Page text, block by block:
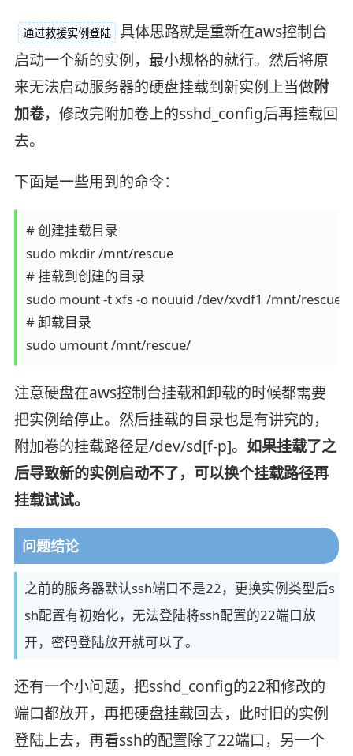
通过救援实例登陆
具体思路就是重新在aws控制台
启动一个新的实例，最小规格的就行。然后将原
来无法启动服务器的硬盘挂载到新实例上当做附
加卷，修改完附加卷上的sshd_config后再挂载回
去。
下面是一些用到的命令：
# 创建挂载目录
sudo mkdir /mnt/rescue
# 挂载到创建的目录
sudo mount -t xfs -o nouuid /dev/xvdf1 /mnt/rescue/
# 卸载目录
sudo umount /mnt/rescue/
注意硬盘在aws控制台挂载和卸载的时候都需要
把实例给停止。然后挂载的目录也是有讲究的，
附加卷的挂载路径是/dev/sd[f-p]。 如果挂载了之
后导致新的实例启动不了，可以换个挂载路径再
挂载试试。
问题结论
之前的服务器默认ssh端口不是22，更换实例类型后s
sh配置有初始化，无法登陆将ssh配置的22端口放
开，密码登陆放开就可以了。
还有一个小问题，把sshd_config的22和修改的
端口都放开，再把硬盘挂载回去，此时旧的实例
登陆上去，再看ssh的配置除了22端口，另一个